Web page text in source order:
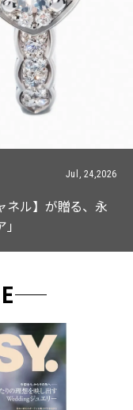
Jul, 15,2026
作! 週5で着たく